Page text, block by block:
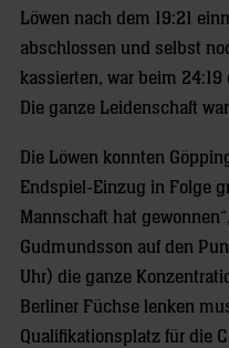
Löwen nach dem 19:21
abschlossen und selbst
kassierten, war beim
Die ganze Leidenschaft
Die Löwen konnten
Endspiel-Einzug in Folge
Mannschaft hat
Gudmundsson auf den
Uhr) die ganze
Berliner Füchse lenken
Qualifikationsplatz für die